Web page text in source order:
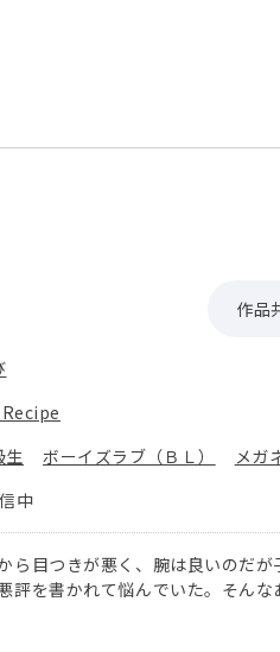
作品
生 ボーイズラブ（ＢＬ） メガ
中
ら目つきが悪く、腕は良いのだ
評を書かれて悩んでいた。そん
ーナーが子供や女性に大人気と聞
、そこには高校生の頃、男を好